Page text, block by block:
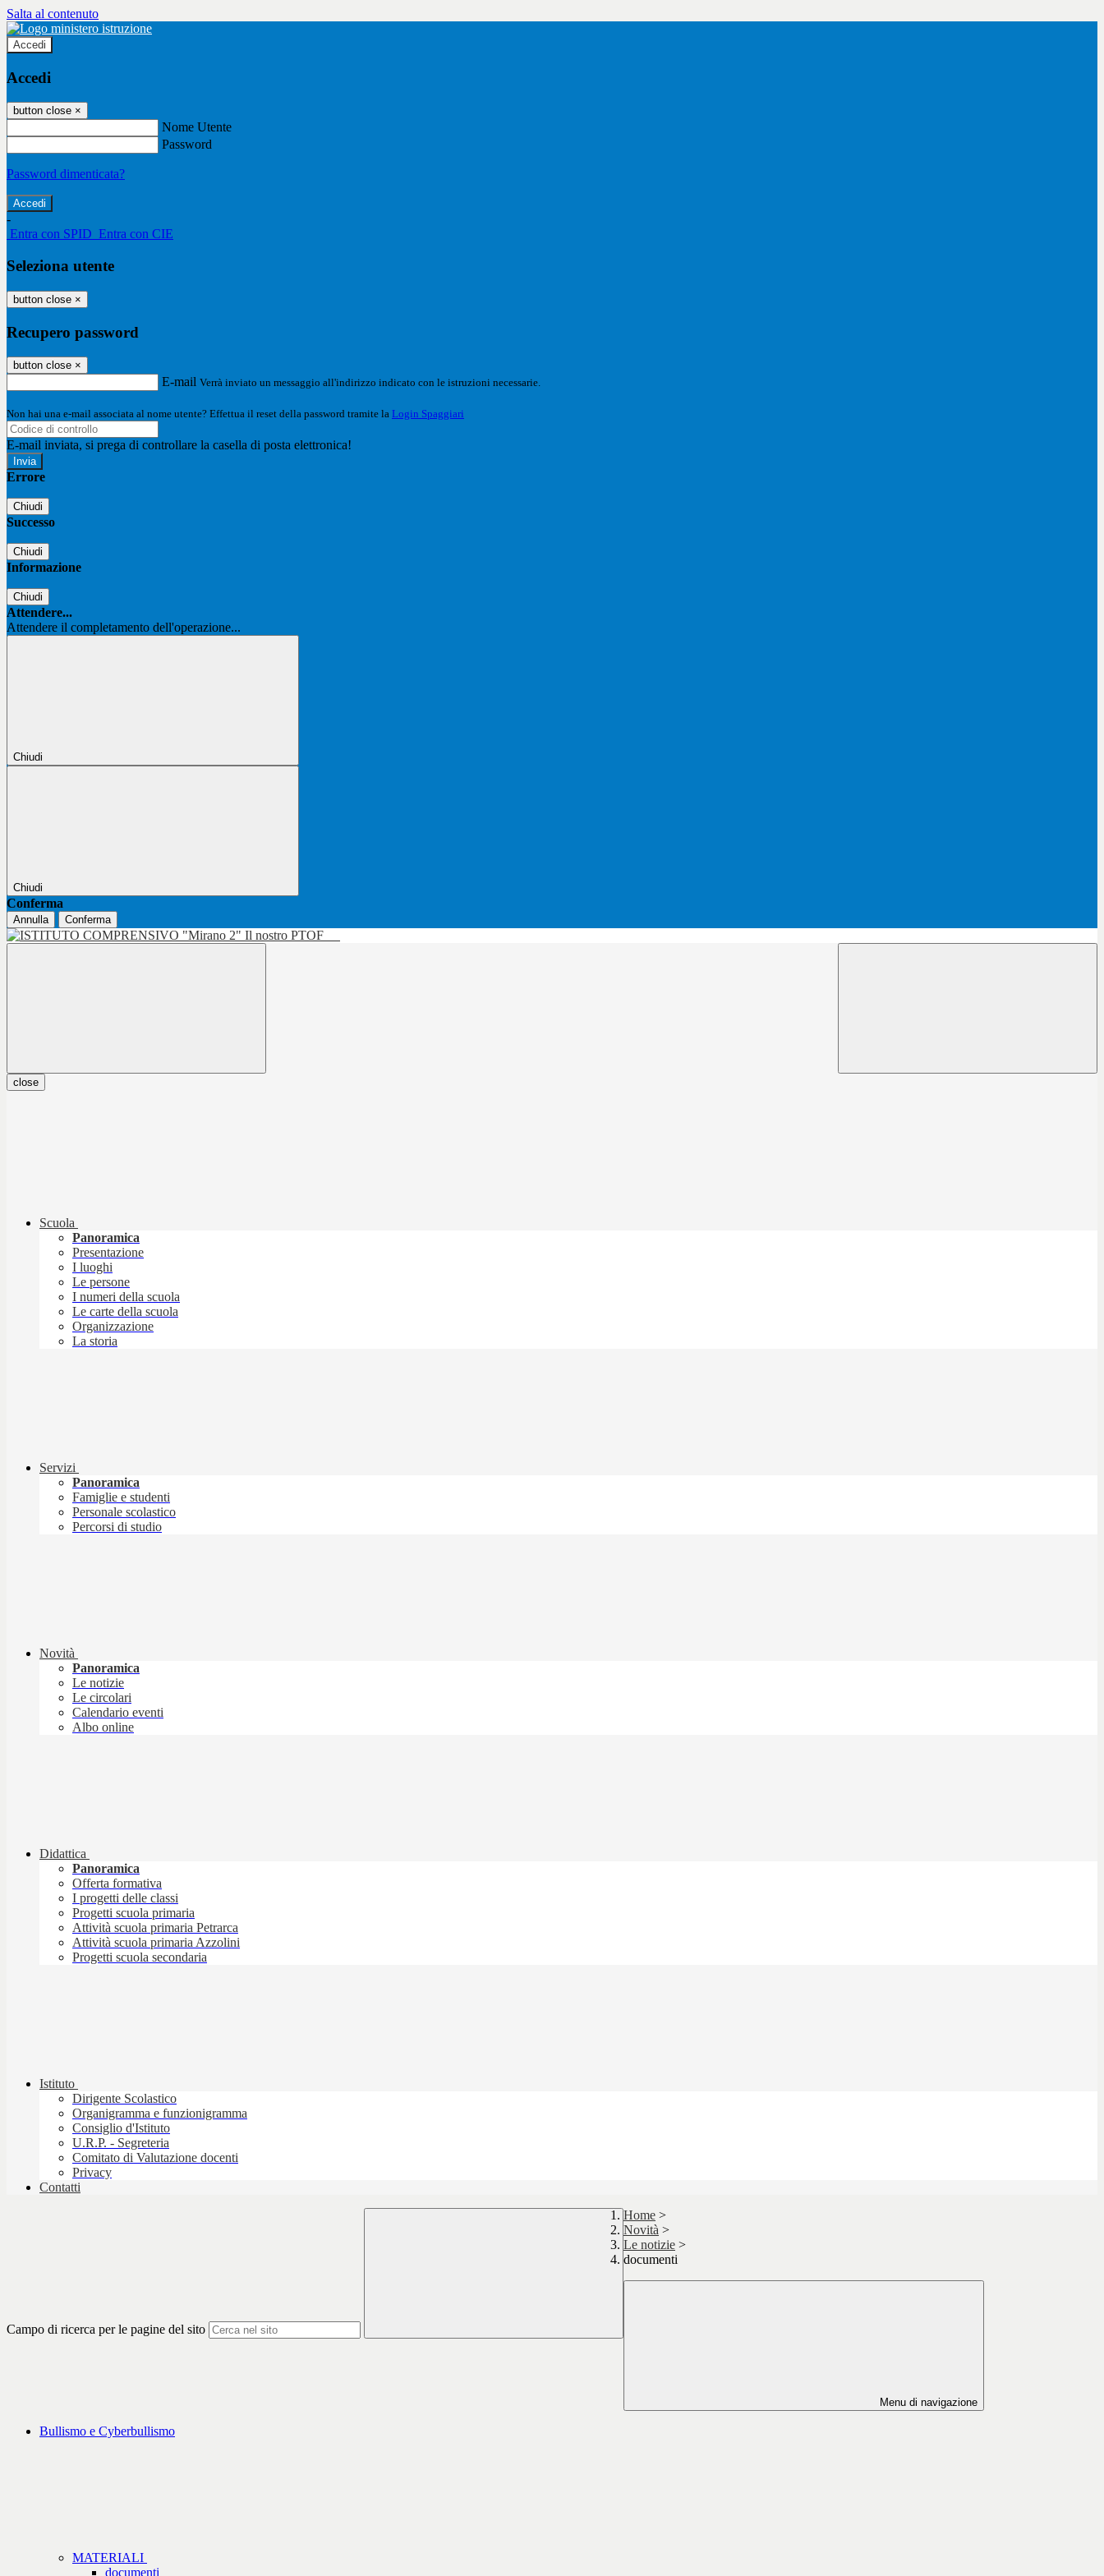
Salta al contenuto
Accedi
Accedi
button close ×
Nome Utente
Password
Password dimenticata?
-
Entra con SPID Entra con CIE
Seleziona utente
button close ×
Recupero password
button close ×
E-mail Verrà inviato un messaggio all'indirizzo indicato con le istruzioni necessarie.
Non hai una e-mail associata al nome utente? Effettua il reset della password tramite la Login Spaggiari
E-mail inviata, si prega di controllare la casella di posta elettronica!
Errore
Chiudi
Successo
Chiudi
Informazione
Chiudi
Attendere...
Attendere il completamento dell'operazione...
Chiudi
Chiudi
Conferma
Annulla Conferma
Il nostro PTOF
close
Scuola
Panoramica
Presentazione
I luoghi
Le persone
I numeri della scuola
Le carte della scuola
Organizzazione
La storia
Servizi
Panoramica
Famiglie e studenti
Personale scolastico
Percorsi di studio
Novità
Panoramica
Le notizie
Le circolari
Calendario eventi
Albo online
Didattica
Panoramica
Offerta formativa
I progetti delle classi
Progetti scuola primaria
Attività scuola primaria Petrarca
Attività scuola primaria Azzolini
Progetti scuola secondaria
Istituto
Dirigente Scolastico
Organigramma e funzionigramma
Consiglio d'Istituto
U.R.P. - Segreteria
Comitato di Valutazione docenti
Privacy
Contatti
Campo di ricerca per le pagine del sito
Home >
Novità >
Le notizie >
documenti
Menu di navigazione
Bullismo e Cyberbullismo
MATERIALI
documenti